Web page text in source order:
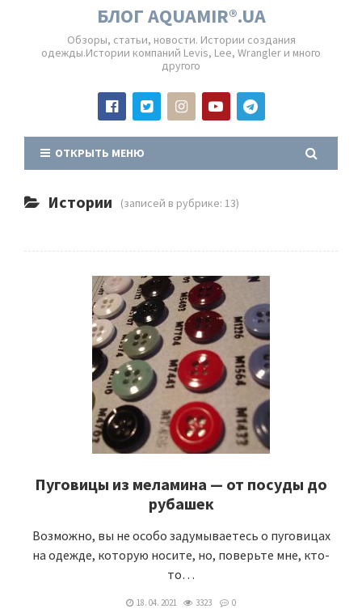
БЛОГ AQUAMIR®.UA
Обзоры, статьи, новости. Истории создания
одежды.Истории компаний Levis, Lee, Wrangler и много
другого
ОТКРЫТЬ МЕНЮ
Истории (записей в рубрике: 13)
Пуговицы из меламина — от посуды до
рубашек
Возможно, вы не особо задумываетесь о пуговицах
на одежде, которую носите, но, поверьте мне, кто-
то…
18. 04. 2021 3323 0